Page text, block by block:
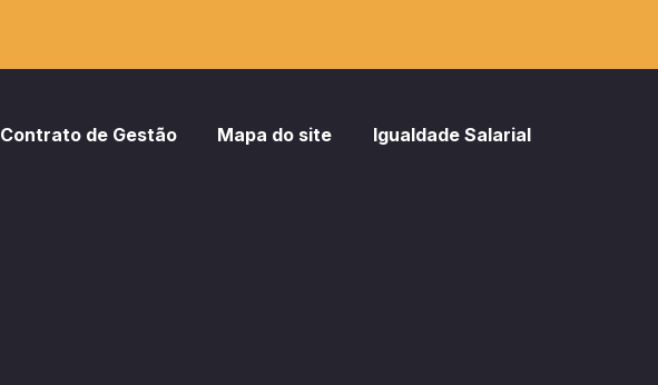
Contrato de Gestão Mapa do site Igualdade Salarial